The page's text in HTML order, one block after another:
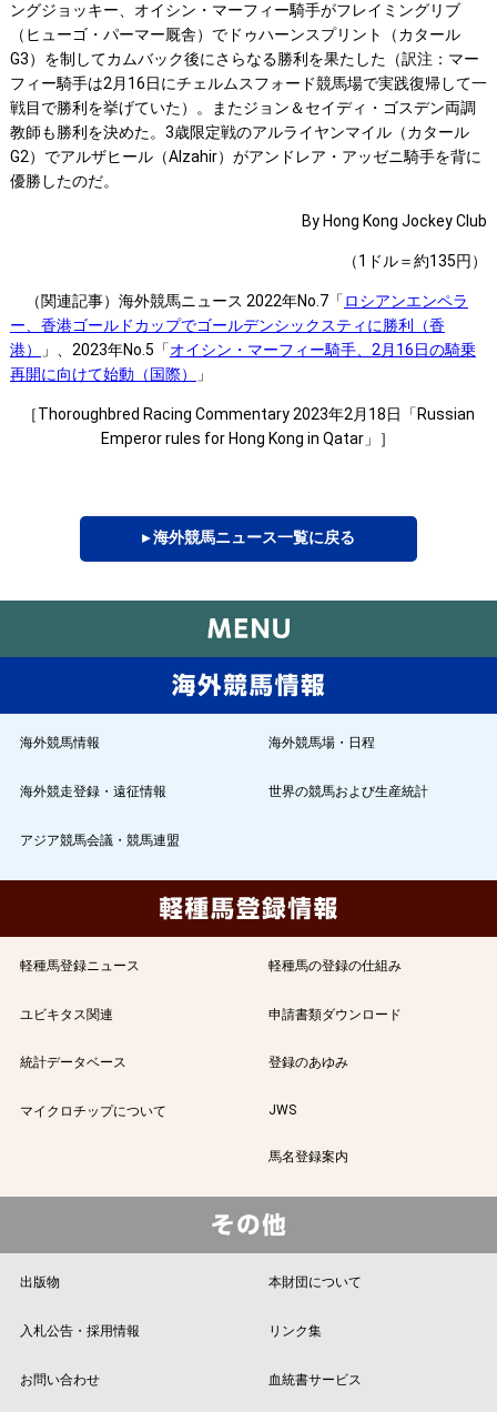
ングジョッキー、オイシン・マーフィー騎手がフレイミングリブ
（ヒューゴ・パーマー厩舎）でドゥハーンスプリント（カタール
G3）を制してカムバック後にさらなる勝利を果たした（訳注：マー
フィー騎手は2月16日にチェルムスフォード競馬場で実践復帰して一
戦目で勝利を挙げていた）。またジョン＆セイディ・ゴスデン両調
教師も勝利を決めた。3歳限定戦のアルライヤンマイル（カタール
G2）でアルザヒール（Alzahir）がアンドレア・アッゼニ騎手を背に
優勝したのだ。
By Hong Kong Jockey Club
（1ドル＝約135円）
（関連記事）海外競馬ニュース 2022年No.7「 ロシアンエンペラ
ー、香港ゴールドカップでゴールデンシックスティに勝利（香
港）
」、2023年No.5「オイシン・マーフィー騎手、2月16日の騎乗
再開に向けて始動（国際）
」
［Thoroughbred Racing Commentary 2023年2月18日「Russian
Emperor rules for Hong Kong in Qatar」］
▸ 海外競馬ニュース一覧に戻る
海外競馬情報 海外競馬場・日程
海外競走登録・遠征情報 世界の競馬および生産統計
アジア競馬会議・競馬連盟
軽種馬登録ニュース 軽種馬の登録の仕組み
ユビキタス関連 申請書類ダウンロード
統計データベース 登録のあゆみ
マイクロチップについて JWS
馬名登録案内
出版物 本財団について
入札公告・採用情報 リンク集
お問い合わせ 血統書サービス